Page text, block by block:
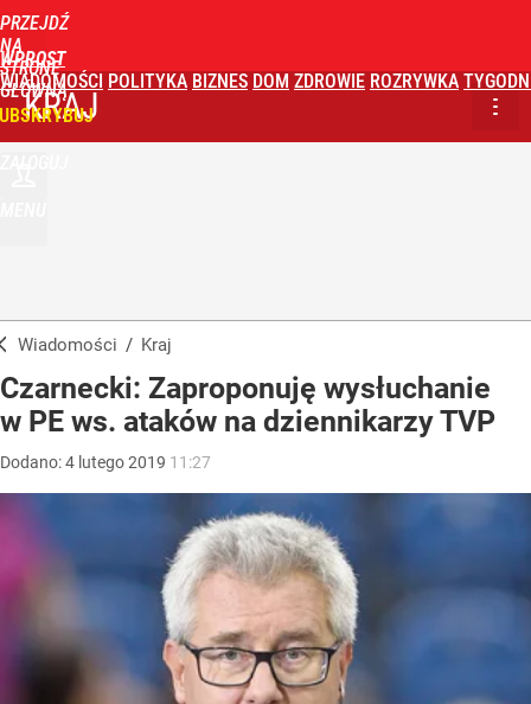
PRZEJDŹ
NA
STRONĘ
GŁÓWNĄ
WPROST
WIADOMOŚCI POLITYKA BIZNES DOM ZDROWIE ROZRYWKA
KRAJ
Wiadomości / Kraj
Czarnecki: Zaproponuję wysłuchanie
w PE ws. ataków na dziennikarzy TVP
Dodano:4 lutego2019 11:27